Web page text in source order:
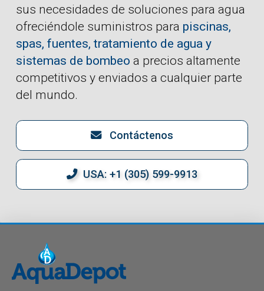
sus necesidades de soluciones para agua
ofreciéndole suministros para piscinas,
spas, fuentes, tratamiento de agua y
sistemas de bombeo a precios altamente
competitivos y enviados a cualquier parte
del mundo.
Contáctenos
USA: +1 (305) 599-9913